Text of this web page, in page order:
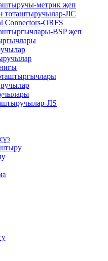
метрик җеп
тоташтыручылар-JIC
Connectors-ORFS
BSP җеп
JIS